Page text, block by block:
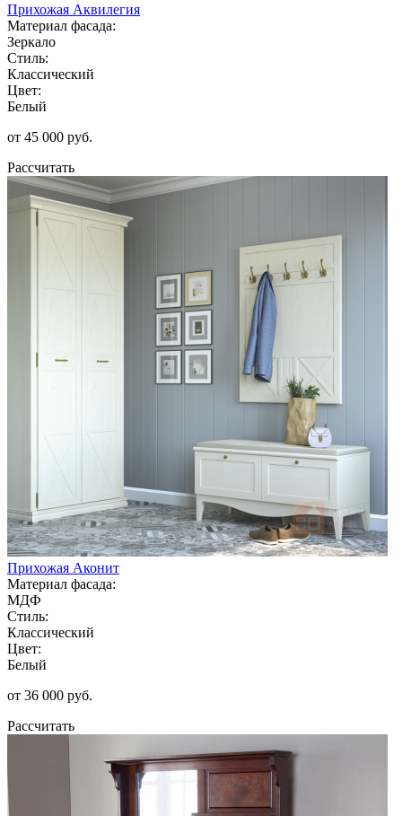
Прихожая Аквилегия
Материал фасада:
Зеркало
Стиль:
Классический
Цвет:
Белый
от 45 000 руб.
Рассчитать
Прихожая Аконит
Материал фасада:
МДФ
Стиль:
Классический
Цвет:
Белый
от 36 000 руб.
Рассчитать